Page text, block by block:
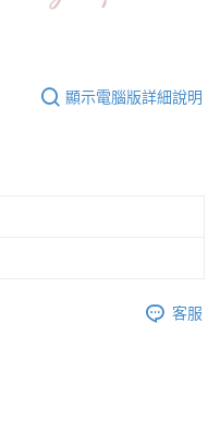
顯示電腦版詳細說明
客服